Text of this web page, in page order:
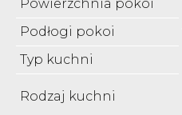
Powierzchnia pokoi
Podłogi pokoi
Typ kuchni
Rodzaj kuchni